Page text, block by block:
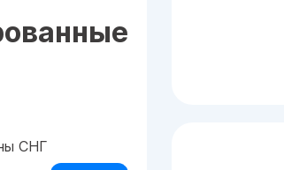
СНГ